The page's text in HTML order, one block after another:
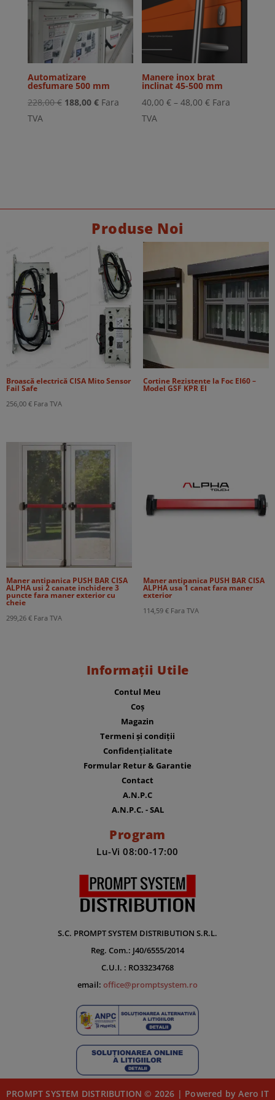
Automatizare
desfumare 500 mm
228,00€ Prețul
188,00 €Prețul
Fara
TVA
Manere inox brat
inclinat 45-500 mm
40,00€ – 48,00€Interval
Fara
TVA
Produse Noi
Broască electrică CISA Mito Sensor
Fail Safe
256,00 € Fara TVA
Cortine Rezistente la Foc EI60 –
Model GSF KPR EI
Maner antipanica PUSH BAR CISA
ALPHA usi 2 canate inchidere 3
puncte fara maner exterior cu
cheie
299,26 € Fara TVA
Maner antipanica PUSH BAR CISA
ALPHA usa 1 canat fara maner
exterior
114,59 € Fara TVA
Informații Utile
Contul Meu
Coș
Magazin
Termeni și condiții
Confidențialitate
Formular Retur & Garantie
Contact
A.N.P.C
A.N.P.C. - SAL
Program
Lu-Vi 08:00-17:00
S.C. PROMPT SYSTEM DISTRIBUTION S.R.L.
Reg. Com.: J40/6555/2014
C.U.I. : RO33234768
email: office@promptsystem.ro
PROMPT SYSTEM DISTRIBUTION © 2026 | Powered by Aero IT